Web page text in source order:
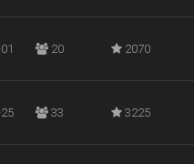
20 2070
33 3225